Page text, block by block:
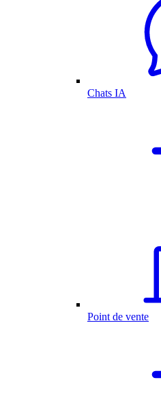
Chats IA
Point de vente